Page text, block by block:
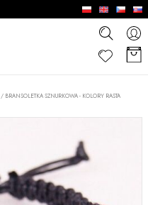
/ BRANSOLETKA SZNURKOWA - KOLORY RASTA